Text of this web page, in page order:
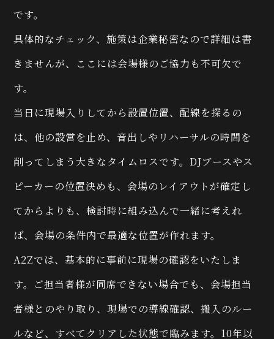
です。
具体的なチェック、施策は企業秘密なので詳細は書
きませんが、ここには会場様のご協力も不可欠で
す。
当日に現場入りしてから設置位置、配線を探るの
は、他の設営を止め、音出しやリハーサルの時間を
削ってしまう大きなタイムロスです。DJブースやス
ピーカーの位置決めも、会場のレイアウトが確定し
てからよりも、検討時に組み込んで一緒に考えれ
ば、会場の条件内で最適な位置が作れます。
A2Zでは、基本的に事前に現場の確認をいたしま
す。ご担当者様が同席できない場合でも、会場担当
者様とのやり取り、現場での導線確認、搬入のルー
ルなど、すべてクリアした状態で臨みます。10年以